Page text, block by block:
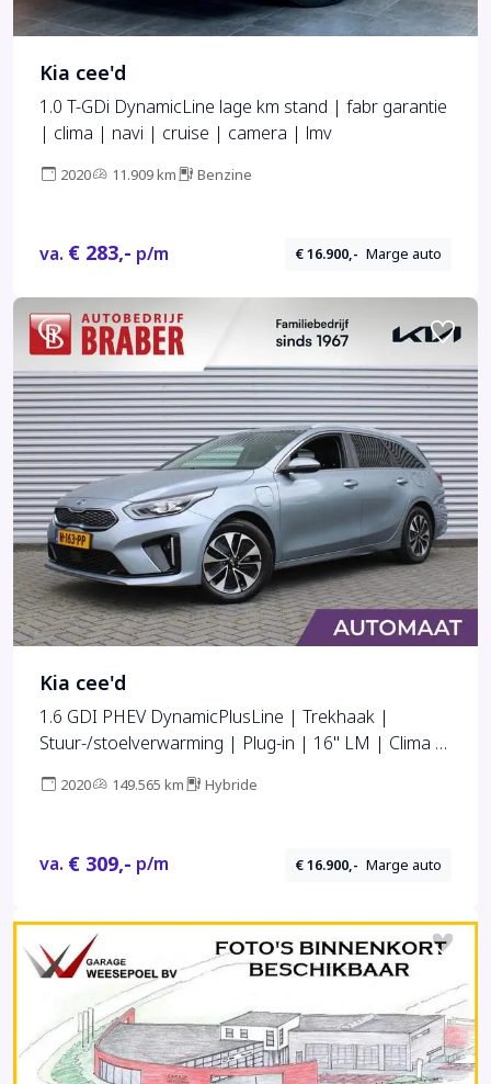
Kia cee'd
1.0 T-GDi DynamicLine lage km stand | fabr garantie
| clima | navi | cruise | camera | lmv
2020 11.909 km Benzine
va. € 283,- p/m € 16.900,- Marge auto
Kia cee'd
1.6 GDI PHEV DynamicPlusLine | Trekhaak |
Stuur-/stoelverwarming | Plug-in | 16" LM | Clima |
2020 149.565 km Hybride
va. € 309,- p/m € 16.900,- Marge auto